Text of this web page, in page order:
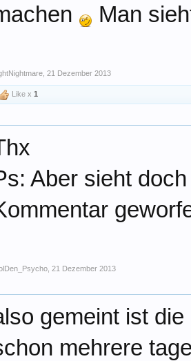
Man
21 Dezember 2013
Like x 1
Aber sieht
21 Dezember 2013
gemeint ist
mehrere